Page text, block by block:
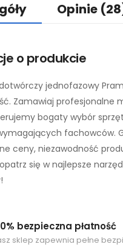
Opinie
o produkcie
jednofazowy
Zamawiaj profesjonalne
bogaty wybór
fachowców.
ceny, niezawodność
się w najlepsze
bezpieczna płatność
sklep zapewnia pełne